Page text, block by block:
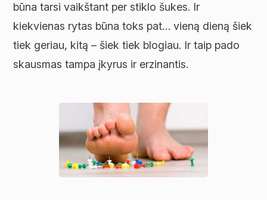
būna tarsi vaikštant per stiklo šukes. Ir
kiekvienas rytas būna toks pat… vieną dieną šiek
tiek geriau, kitą – šiek tiek blogiau. Ir taip pado
skausmas tampa įkyrus ir erzinantis.